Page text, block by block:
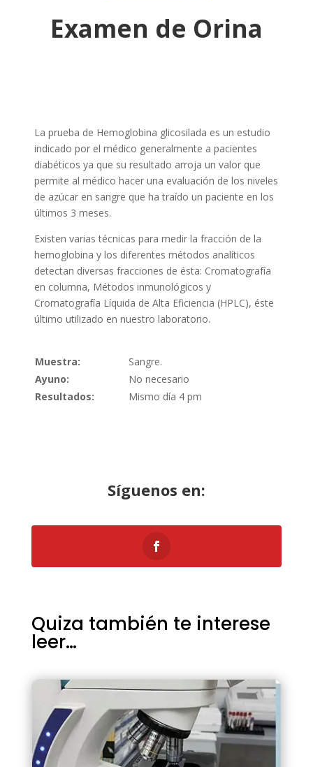
Examen de Orina
La prueba de Hemoglobina glicosilada es un estudio
indicado por el médico generalmente a pacientes
diabéticos ya que su resultado arroja un valor que
permite al médico hacer una evaluación de los niveles
de azúcar en sangre que ha traído un paciente en los
últimos 3 meses.
Existen varias técnicas para medir la fracción de la
hemoglobina y los diferentes métodos analíticos
detectan diversas fracciones de ésta: Cromatografía
en columna, Métodos inmunológicos y
Cromatografía Líquida de Alta Eficiencia (HPLC), éste
último utilizado en nuestro laboratorio.
Muestra:
Sangre.
Ayuno:
No necesario
Resultados:
Mismo día 4 pm
Síguenos en:
Quiza también te interese
leer…